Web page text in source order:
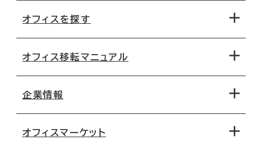
オフィスを探す
地図から探す
路線・駅から探す
オフィス移転マニュアル
移転コストシミュレーション
企業情報
オフィスマーケット